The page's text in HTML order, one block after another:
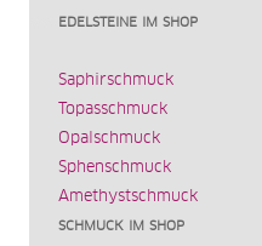
EDELSTEINE IM SHOP
Saphirschmuck
Topasschmuck
Opalschmuck
Sphenschmuck
Amethystschmuck
SCHMUCK IM SHOP